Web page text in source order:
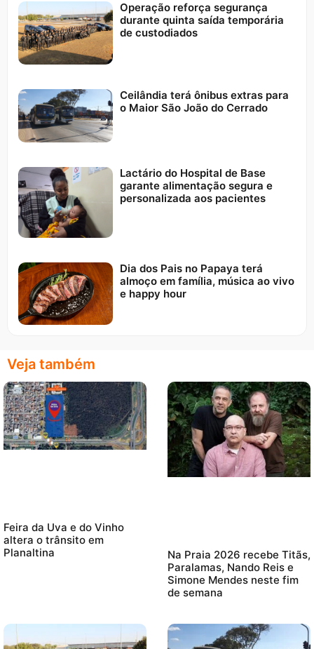
Operação reforça segurança
durante quinta saída temporária
de custodiados
Ceilândia terá ônibus extras para
o Maior São João do Cerrado
Lactário do Hospital de Base
garante alimentação segura e
personalizada aos pacientes
Dia dos Pais no Papaya terá
almoço em família, música ao vivo
e happy hour
Veja também
Feira da Uva e do Vinho
altera o trânsito em
Planaltina
Na Praia 2026 recebe Titãs,
Paralamas, Nando Reis e
Simone Mendes neste fim
de semana